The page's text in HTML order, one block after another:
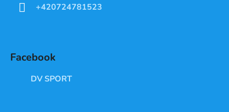
+420724781523
Facebook
DV SPORT